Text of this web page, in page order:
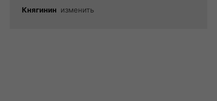
Княгинин изменить